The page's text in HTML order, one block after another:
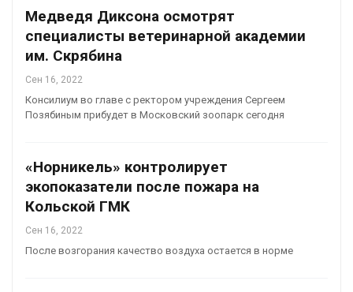
Медведя Диксона осмотрят
специалисты ветеринарной академии
им. Скрябина
Сен 16, 2022
Консилиум во главе с ректором учреждения Сергеем
Позябиным прибудет в Московский зоопарк сегодня
«Норникель» контролирует
экопоказатели после пожара на
Кольской ГМК
Сен 16, 2022
После возгорания качество воздуха остается в норме